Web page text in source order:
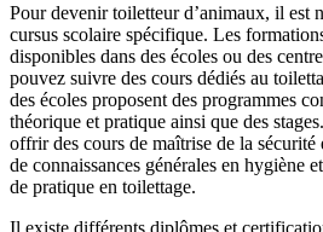
Pour devenir toiletteur d’animaux, il est
cursus scolaire spécifique. Les
disponibles dans des écoles ou des
pouvez suivre des cours dédiés au
des écoles proposent des programmes
théorique et pratique ainsi que des
offrir des cours de maîtrise de la sécurité
de connaissances générales en hygiène
de pratique en toilettage.
Il existe différents diplômes et